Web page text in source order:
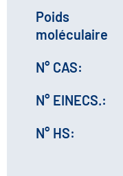
Poids
moléculaire
N° CAS:
N° EINECS.:
N° HS: